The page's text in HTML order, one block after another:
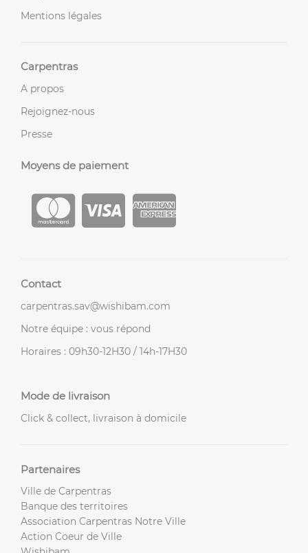
Mentions légales
Carpentras
A propos
Rejoignez-nous
Presse
Moyens de paiement
Contact
carpentras.sav@wishibam.com
Notre équipe : vous répond
Horaires : 09h30-12H30 / 14h-17H30
Mode de livraison
Click & collect, livraison à domicile
Partenaires
Ville de Carpentras
Banque des territoires
Association Carpentras Notre Ville
Action Coeur de Ville